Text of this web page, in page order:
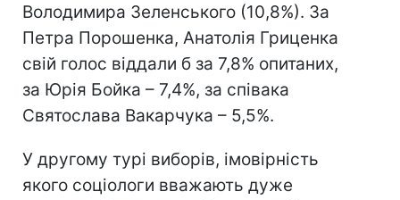
Володимира Зеленського (10,8%). За
Петра Порошенка, Анатолія Гриценка
свій голос віддали б за 7,8% опитаних,
за Юрія Бойка – 7,4%, за співака
Святослава Вакарчука – 5,5%.
У другому турі виборів, імовірність
якого соціологи вважають дуже